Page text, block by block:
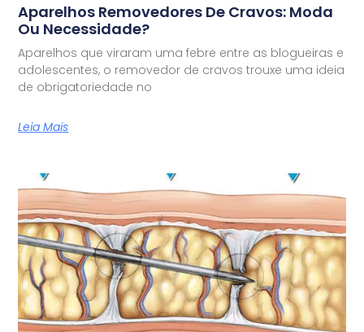
Aparelhos Removedores De Cravos: Moda
Ou Necessidade?
Aparelhos que viraram uma febre entre as blogueiras e
adolescentes, o removedor de cravos trouxe uma ideia
de obrigatoriedade no
Leia Mais